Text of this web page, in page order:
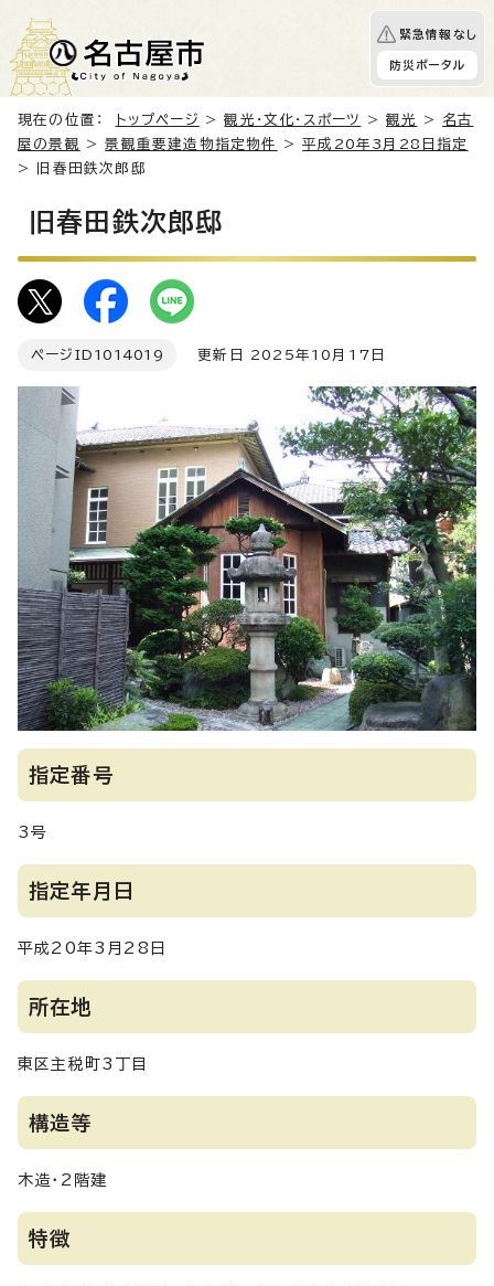
緊急情報なし
防災ポータル
現在の位置： トップページ >観光・文化・スポーツ >観光 > 名古
屋の景観
>景観重要建造物指定物件 >平成20年3月28日指定
> 旧春田鉄次郎邸
旧春田鉄次郎邸
ページID 1014019 更新日 2025年10月17日
指定番号
3号
指定年月日
平成20年3月28日
所在地
東区主税町3丁目
構造等
木造・2階建
特徴